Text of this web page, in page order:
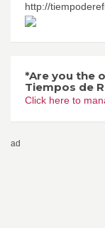
http://
*Are you the
Tiempos de
Click here to
ad